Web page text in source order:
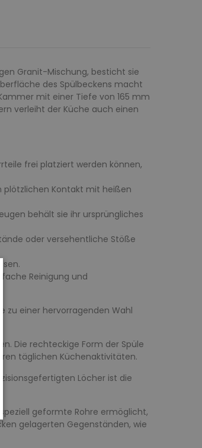
Granit-Mischung, besticht sie
des Spülbeckens macht
mit einer Tiefe von 165 mm
verleiht der Küche auch einen
frei platziert werden können,
plötzlichen Kontakt mit heißen
behält sie ihr ursprüngliches
oder versehentliche Stöße
Reinigung und
zu einer hervorragenden Wahl
Die rechteckige Form der Spüle
täglichen Küchenaktivitäten.
Löcher ist die
geformte Rohre ermöglicht,
gelagerten Gegenständen, wie